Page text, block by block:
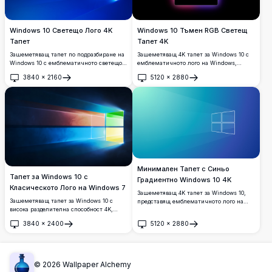
Windows 10 Светещо Лого 4K
Тапет
Зашеметяващ тапет по подразбиране на
Windows 10 с емблематичното светещо
кралски фон. Перфектен тапет за работен
плот с висока разделителна способност
4K с динамични светлинни лъчи и
модерен дизайн.
3840 × 2160
Отвори
Windows 10 Тъмен RGB Светещ
Тапет 4K
Зашеметяващ 4K тапет за Windows 10 с
емблематичното лого на Windows,
заобиколено от ярко RGB цветово
градиентно сияние в нюанси на
5120 × 2880
Отвори
Тапет за Windows 10 с
Класическото Лого на Windows 7
Зашеметяващ тапет за Windows 10 с
висока разделителна способност 4K,
четирицветно лого на Windows 7 с ярки
фон.
3840 × 2400
Отвори
Минимален Тапет с Синьо
Градиентно Windows 10 4K
Зашеметяващ 4K тапет за Windows 10,
представящ емблематичното лого на
ефекти на светлинни лъчи, идеален за
5120 × 2880
Отвори
© 2026 Wallpaper Alchemy